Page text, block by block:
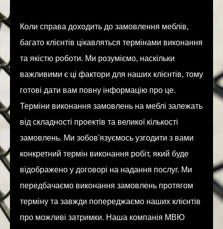
Коли справа доходить до замовлення меблів,
багато клієнтів цікавляться термінами виконання
та якістю роботи. Ми розуміємо, наскільки
важливими є ці фактори для наших клієнтів, тому
готові дати вам повну інформацію про це.
Терміни виконання замовлень на меблі залежать
від складності проектів та великої кількості
замовлень. Ми зобов'язуємось узгодити з вами
конкретний термін виконання робіт, який буде
відображено у договорі на надання послуг. Ми
передбачаємо виконання замовлень протягом
терміну та завжди попереджаємо наших клієнтів
про можливі затримки. Наша компанія МВЮ